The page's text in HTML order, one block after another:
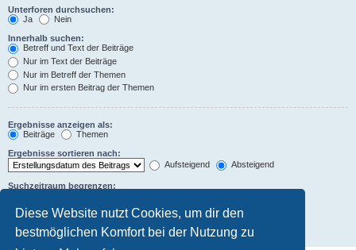
Diese Website nutzt Cookies, um dir den
bestmöglichen Komfort bei der Nutzung zu
Unterforen durchsuchen:
Ja
Nein
Innerhalb suchen:
Betreff und Text der Beiträge
Nur im Text der Beiträge
Nur im Betreff der Themen
Nur im ersten Beitrag der Themen
Ergebnisse anzeigen als:
Beiträge
Themen
Ergebnisse sortieren nach:
Aufsteigend
Absteigend
Suchzeitraum begrenzen:
Die ersten:
Zeichen der Beiträge anzeigen